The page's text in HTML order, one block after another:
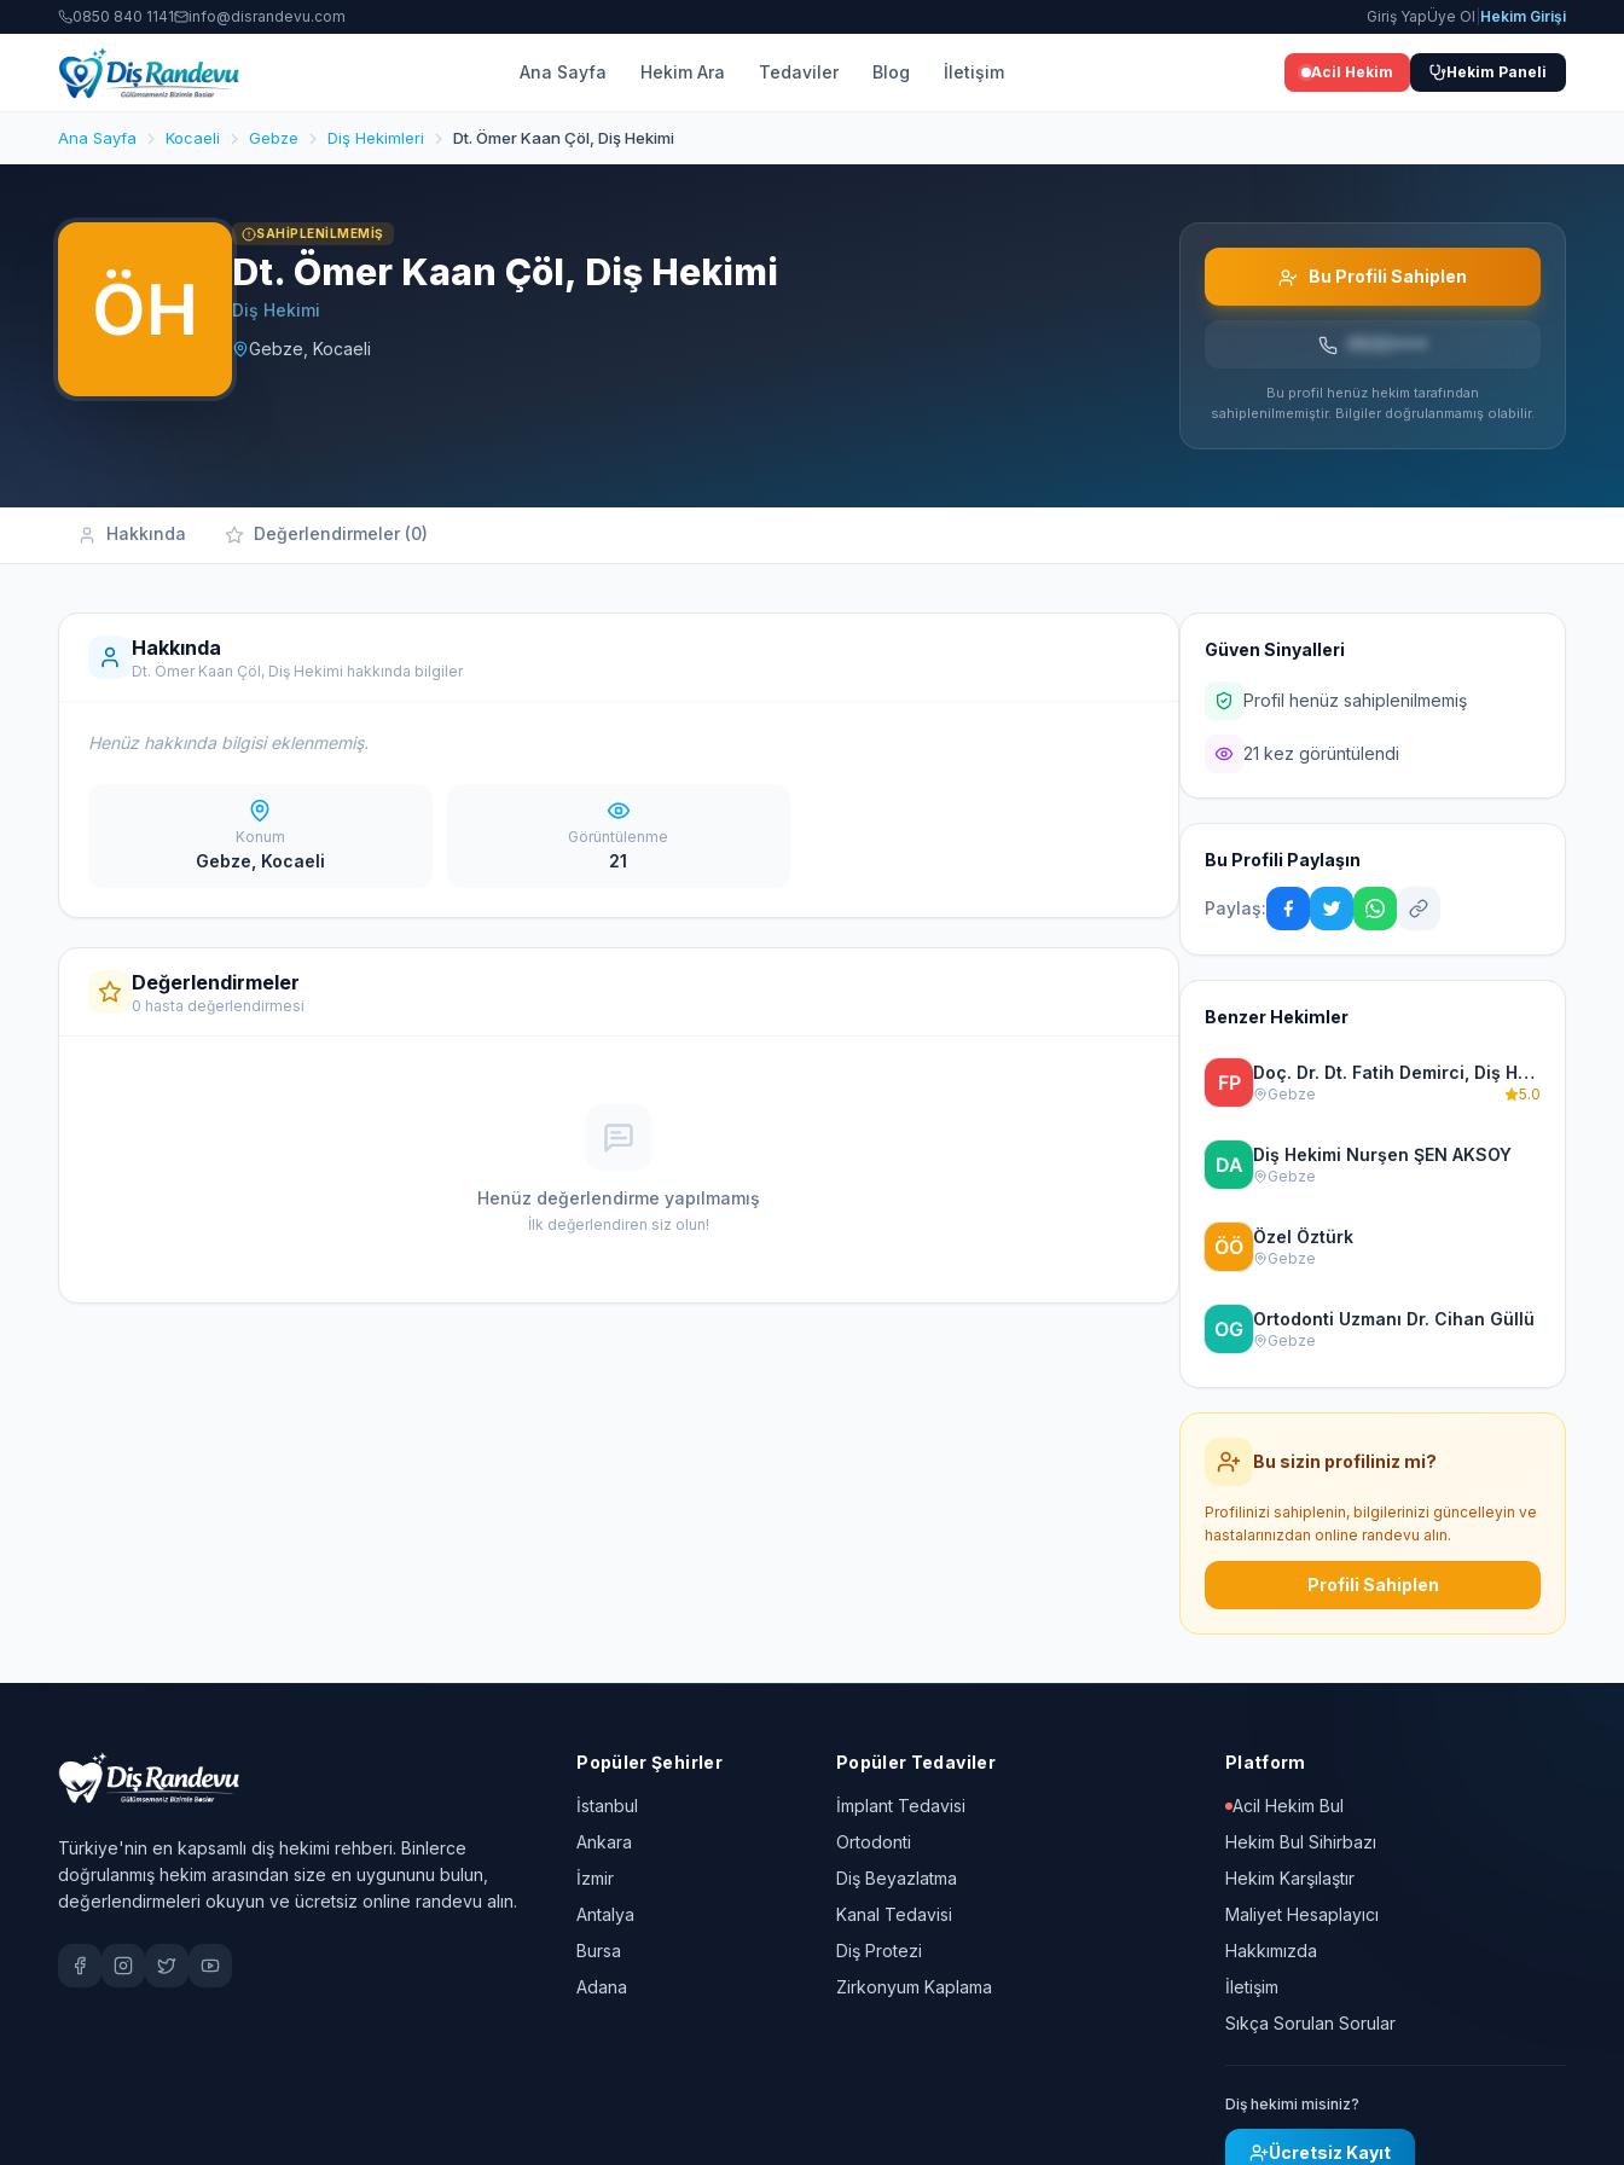
0850 840 1141 info@disrandevu.com Giriş YapÜye Ol Hekim Girişi
Ana Sayfa Hekim Ara Tedaviler Blog İletişim Acil Hekim Hekim Paneli
Ana Sayfa Kocaeli Gebze Diş Hekimleri Dt. Ömer Kaan Çöl, Diş Hekimi
SAHIPLENILMEMIŞ
Dt. Ömer Kaan Çöl, Diş Hekimi
Diş Hekimi
Gebze, Kocaeli
Bu Profili Sahiplen
Bu profil henüz hekim tarafından
sahiplenilmemiştir. Bilgiler doğrulanmamış olabilir.
Hakkında Değerlendirmeler (0)
Hakkında
Dt. Ömer Kaan Çöl, Diş Hekimi hakkında bilgiler
Henüz hakkında bilgisi eklenmemiş.
Konum
Gebze, Kocaeli
Görüntülenme
21
Değerlendirmeler
0 hasta değerlendirmesi
Henüz değerlendirme yapılmamış
İlk değerlendiren siz olun!
Güven Sinyalleri
Profil henüz sahiplenilmemiş
21 kez görüntülendi
Bu Profili Paylaşın
Paylaş:
Benzer Hekimler
Doç. Dr. Dt. Fatih Demirci, Diş Hekimi, Gülüş Tasarımı, Çene Eklemi ve Protez
Gebze 5.0
Diş Hekimi Nurşen ŞEN AKSOY
Gebze
Özel Öztürk
Gebze
Ortodonti Uzmanı Dr. Cihan Güllü
Gebze
Bu sizin profiliniz mi?
Profilinizi sahiplenin, bilgilerinizi güncelleyin ve
hastalarınızdan online randevu alın.
Profili Sahiplen
Türkiye'nin en kapsamlı diş hekimi rehberi. Binlerce
doğrulanmış hekim arasından size en uygununu bulun,
değerlendirmeleri okuyun ve ücretsiz online randevu alın.
Popüler Şehirler
İstanbul
Ankara
İzmir
Antalya
Bursa
Adana
Popüler Tedaviler
İmplant Tedavisi
Ortodonti
Diş Beyazlatma
Kanal Tedavisi
Diş Protezi
Zirkonyum Kaplama
Platform
Acil Hekim Bul
Hekim Bul Sihirbazı
Hekim Karşılaştır
Maliyet Hesaplayıcı
Hakkımızda
İletişim
Sıkça Sorulan Sorular
Diş hekimi misiniz?
Ücretsiz Kayıt